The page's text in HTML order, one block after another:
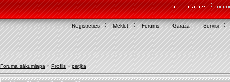
Reģistrēties Meklēt Forums Garāža Servisi
Foruma sākumlapa » Profils » petjka